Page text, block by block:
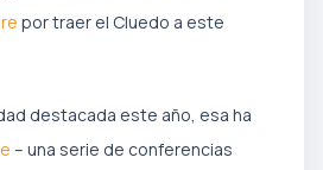
por traer el Cluedo a este
destacada este año, esa ha
– una serie de conferencias